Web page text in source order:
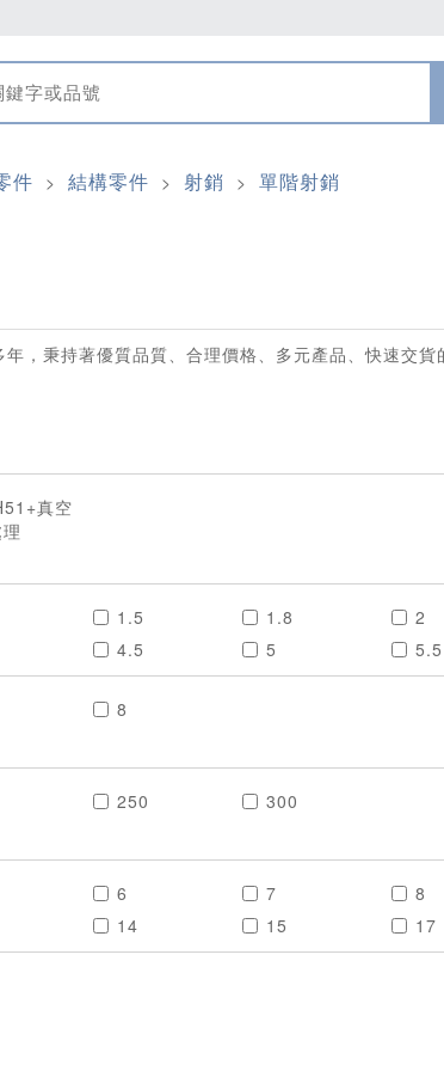
件 > 結構零件 > 射銷 > 單階射銷
，秉持著優質品質、合理價格、多元產品、快速交
真空
1.5 1.8 2
4.5 5 5.5
9 10 12
8
250 300
6 7 8
14 15 17